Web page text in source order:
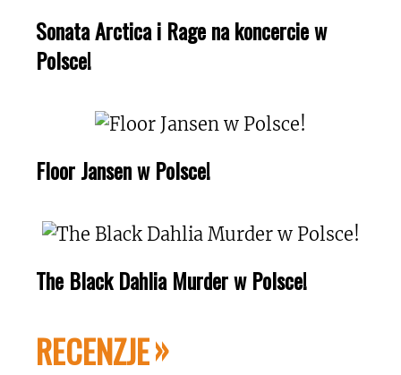
Sonata Arctica i Rage na koncercie w
Polsce!
Floor Jansen w Polsce!
The Black Dahlia Murder w Polsce!
RECENZJE